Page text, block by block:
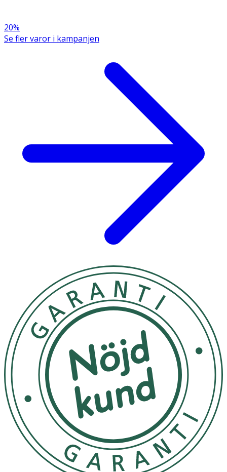
20%
Se fler varor i kampanjen